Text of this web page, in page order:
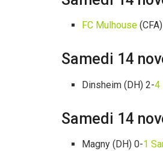
FC Mulhouse (CFA)
Samedi 14
Dinsheim (DH) 2-4
Samedi 14
Magny (DH) 0-1